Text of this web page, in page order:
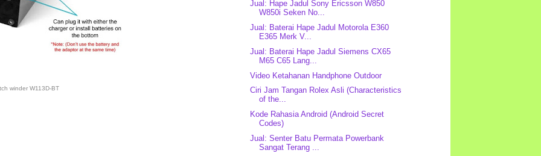
winder W113D-BT
Jual: Hape Jadul Sony Ericsson W850
W850i Seken No...
Jual: Baterai Hape Jadul Motorola E360
E365 Merk V...
Jual: Baterai Hape Jadul Siemens CX65
M65 C65 Lang...
Video Ketahanan Handphone Outdoor
Ciri Jam Tangan Rolex Asli (Characteristics
of the...
Kode Rahasia Android (Android Secret
Codes)
Jual: Senter Batu Permata Powerbank
Sangat Terang ...